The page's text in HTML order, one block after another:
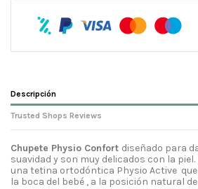
Descripción
Trusted Shops Reviews
Chupete Physio Confort diseñado para
suavidad y son muy delicados con la
una tetina ortodóntica Physio Active
la boca del bebé , a la posición natural